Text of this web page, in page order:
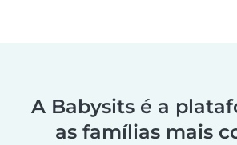
A Babysits é a
as famílias mais